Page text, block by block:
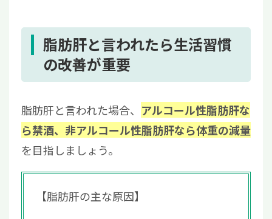
脂肪肝と言われたら再生医療による治療をご
検討ください
脂肪肝と言われたら生活習慣
の改善が重要
脂肪肝と言われた場合、 アルコール性脂肪肝な
ら禁酒、非アルコール性脂肪肝なら体重の減量
を目指しましょう。
【脂肪肝の主な原因】